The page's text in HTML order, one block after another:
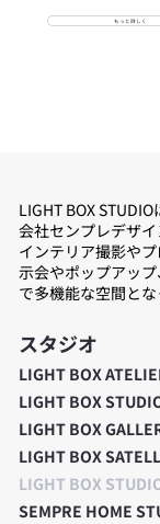
もっと詳しく
LIGHT BOX
会社センプレデザ
インテリア撮影や
示会やポップアッ
で多機能な空間とな
スタジオ
LIGHT BOX
LIGHT BOX
LIGHT BOX
LIGHT BOX
LIGHT BOX
SEMPRE HOME